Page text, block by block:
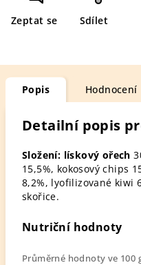
Zeptat se Sdílet
Popis Hodnocení
Detailní popis
Složení: lískový ořech
15,5%, kokosový chips
8,2%, lyofilizované kiwi
skořice.
Nutriční hodnoty
Průměrné hodnoty ve 100